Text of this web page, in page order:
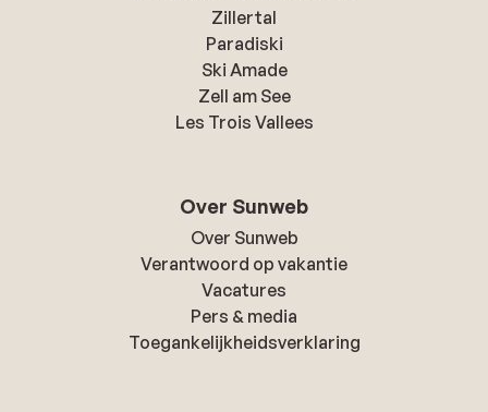
Zillertal
Paradiski
Ski Amade
Zell am See
Les Trois Vallees
Over Sunweb
Over Sunweb
Verantwoord op vakantie
Vacatures
Pers & media
Toegankelijkheidsverklaring